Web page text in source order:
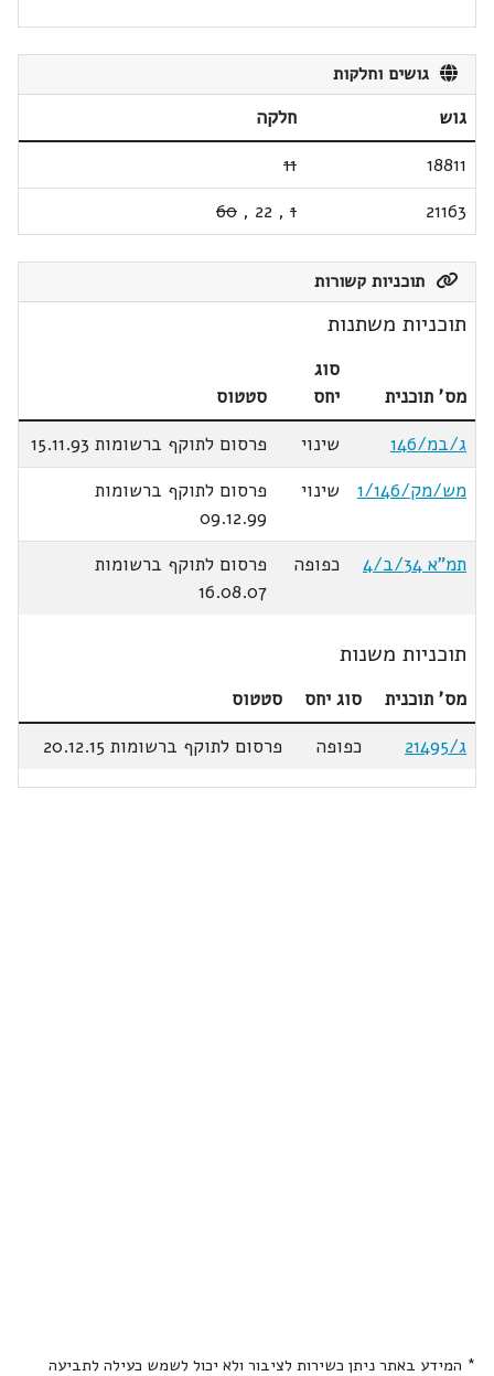
גושים וחלקות
גוש
חלקה
18811
11
21163
1
,
22
,
60
תוכניות קשורות
תוכניות משתנות
מס' תוכנית
סוג
יחס
סטטוס
ג/במ/146
שינוי
פרסום לתוקף ברשומות 15.11.93
מש/מק/1/146
שינוי
פרסום לתוקף ברשומות
09.12.99
תמ"א 34/ב/4
כפופה
פרסום לתוקף ברשומות
16.08.07
תוכניות משנות
מס' תוכנית סוג יחס
סטטוס
ג/21495
כפופה פרסום לתוקף ברשומות 20.12.15
* המידע באתר ניתן כשירות לציבור ולא יכול לשמש כעילה לתביעה